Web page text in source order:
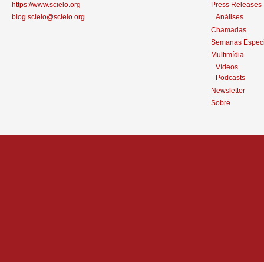
https://www.scielo.org
blog.scielo@scielo.org
Press Releases
Análises
Chamadas
Semanas
Multimídia
Vídeos
Podcasts
Newsletter
Sobre